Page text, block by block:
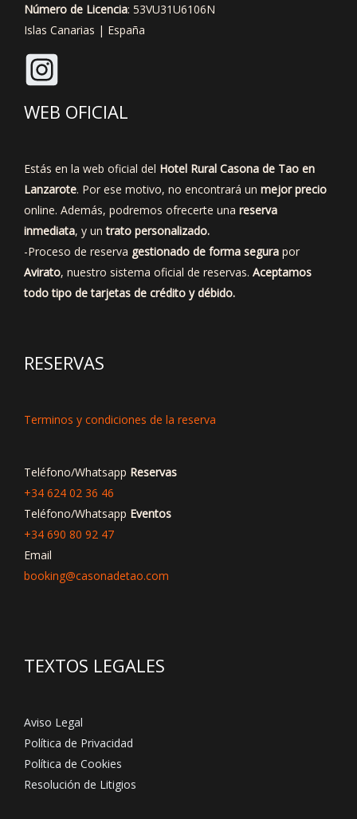
Número de Licencia: 53VU31U6106N
Islas Canarias | España
WEB OFICIAL
Estás en la web oficial del Hotel Rural Casona de Tao en
Lanzarote. Por ese motivo, no encontrará un mejor precio
online. Además, podremos ofrecerte una reserva
inmediata, y untrato personalizado.
-Proceso de reserva gestionado de forma segura por
Avirato, nuestro sistema oficial de reservas. Aceptamos
todo tipo de tarjetas de crédito y débido.
RESERVAS
Terminos y condiciones de la reserva
Teléfono/Whatsapp Reservas
+34 624 02 36 46
Teléfono/Whatsapp Eventos
+34 690 80 92 47
Email
booking@casonadetao.com
TEXTOS LEGALES
Aviso Legal
Política de Privacidad
Política de Cookies
Resolución de Litigios